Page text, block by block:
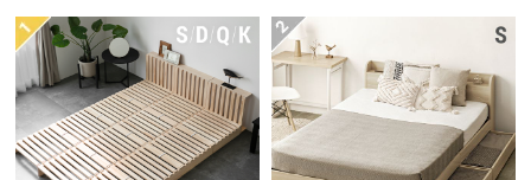
返
品・
キ
ャ
ン
セ